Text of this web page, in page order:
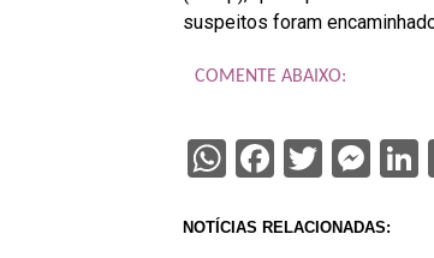
suspeitos foram
COMENTE ABAIXO:
WhatsApp
Facebook
NOTÍCIAS RELACIONADAS: